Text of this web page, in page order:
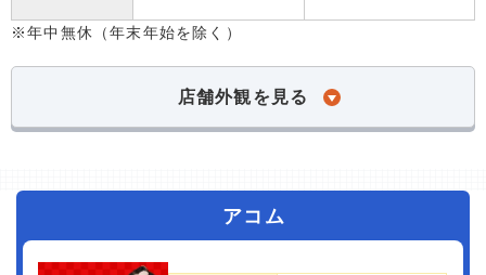
※年中無休（年末年始を除く）
店舗外観を見る
アコム